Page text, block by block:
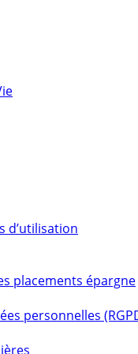
d’utilisation
placements épargne
personnelles